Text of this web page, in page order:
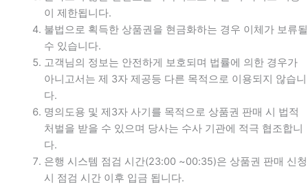
이 제한됩니다.
불법으로 획득한 상품권을 현금화하는 경우 이체가 보류될
수 있습니다.
고객님의 정보는 안전하게 보호되며 법률에 의한 경우가
아니고서는 제 3자 제공등 다른 목적으로 이용되지 않습니
다.
명의도용 및 제3자 사기를 목적으로 상품권 판매 시 법적
처벌을 받을 수 있으며 당사는 수사 기관에 적극 협조합니
다.
은행 시스템 점검 시간(23:00 ~00:35)은 상품권 판매 신청
시 점검 시간 이후 입금 됩니다.